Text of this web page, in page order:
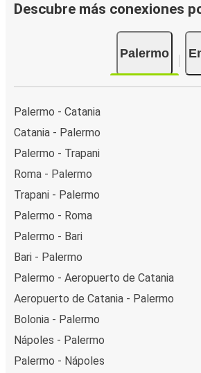
Descubre más conexiones
Palermo
Palermo - Catania
Catania - Palermo
Palermo - Trapani
Roma - Palermo
Trapani - Palermo
Palermo - Roma
Palermo - Bari
Bari - Palermo
Palermo - Aeropuerto de Catania
Aeropuerto de Catania - Palermo
Bolonia - Palermo
Nápoles - Palermo
Palermo - Nápoles